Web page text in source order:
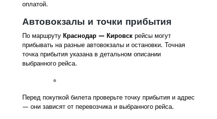
оплатой.
Автовокзалы и точки прибытия
По маршруту Краснодар — Кировск рейсы могут
прибывать на разные автовокзалы и остановки. Точная
точка прибытия указана в детальном описании
выбранного рейса.
Перед покупкой билета проверьте точку прибытия и адрес
— они зависят от перевозчика и выбранного рейса.